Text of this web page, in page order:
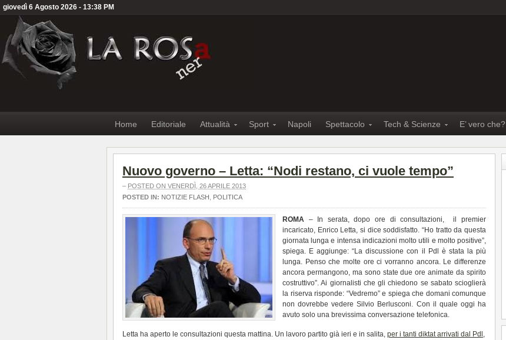
giovedì 6 Agosto 2026 - 13:38 PM
Home Editoriale Attualità Sport Napoli Spettacolo Tech & Scienze E’ vero che?
Nuovo governo – Letta: “Nodi restano, ci vuole tempo”
– POSTED ON VENERDÌ, 26 APRILE 2013
POSTED IN: NOTIZIE FLASH POLITICA
ROMA – In serata, dopo ore di consultazioni, il premier
incaricato, Enrico Letta, si dice soddisfatto. “Ho tratto da questa
giornata lunga e intensa indicazioni molto utili e molto positive”,
spiega. E aggiunge: “La discussione con il Pdl è stata la più
lunga. Penso che molte ore ci vorranno ancora. Le differenze
ancora permangono, ma sono state due ore animate da spirito
costruttivo”. Ai giornalisti che gli chiedono se sabato scioglierà
la riserva risponde: “Vedremo” e spiega che domani comunque
non dovrebbe vedere Silvio Berlusconi. Con il quale oggi ha
avuto solo una brevissima conversazione telefonica.
Letta ha aperto le consultazioni questa mattina. Un lavoro partito già ieri e in salita, per i tanti diktat arrivati dal Pdl ,